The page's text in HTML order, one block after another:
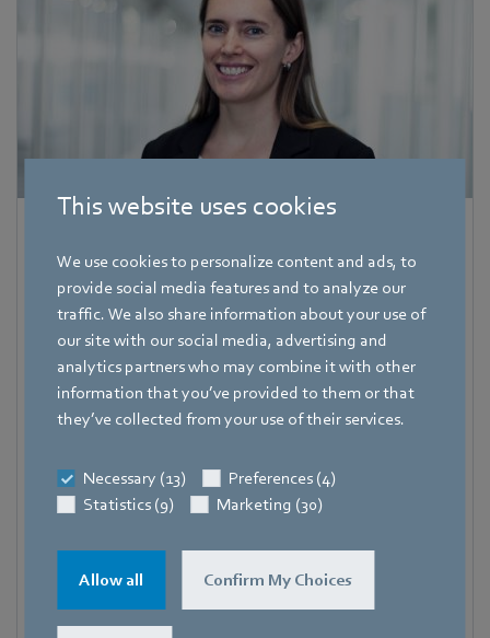
This website uses cookies
We use cookies to personalize content and ads, to
provide social media features and to analyze our
traffic. We also share information about your use of
our site with our social media, advertising and
analytics partners who may combine it with other
information that you’ve provided to them or that
they’ve collected from your use of their services.
Necessary (13)
Preferences (4)
Statistics (9)
Marketing (30)
Allow all Confirm My Choices
Referentin Fachpresse
Adresse
Amtstraße 85, 74673 Mulfingen - Hollenbach,
Deutschland
Telefon
Fax
+49 7938 81-98125
E-Mail
Corinna.Schittenhelm@de.ebmpapst.com